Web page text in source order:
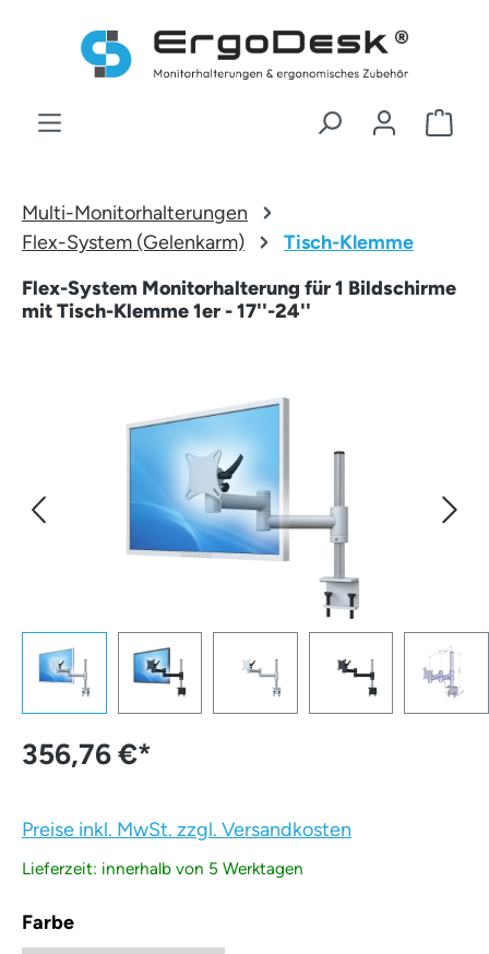
Zum Hauptinhalt springen
Multi-Monitorhalterungen
Flex-System (Gelenkarm)
Tisch-Klemme
Flex-System Monitorhalterung für 1 Bildschirme
mit Tisch-Klemme 1er - 17''-24''
Bildergalerie überspringen
356,76 €*
Preise inkl. MwSt. zzgl. Versandkosten
Lieferzeit: innerhalb von 5 Werktagen
Farbeauswählen